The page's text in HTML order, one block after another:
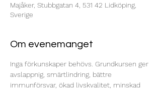
Majåker, Stubbgatan 4, 531 42 Lidköping,
Sverige
Om evenemanget
Inga förkunskaper behövs. Grundkursen ger
avslappnig, smärtlindring, bättre
immunförsvar, ökad livskvalitet, minskad